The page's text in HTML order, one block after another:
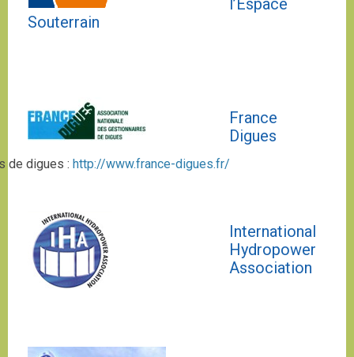
l’Espace
Souterrain
France
Digues
de digues : http://www.france-digues.fr/
International
Hydropower
Association